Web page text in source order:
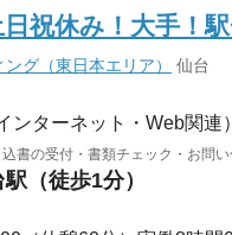
祝休み！大手！
グ（東日本エリア） 仙台
ンターネット・Web関連）
書の受付・書類チェック・お問
（徒歩1分）